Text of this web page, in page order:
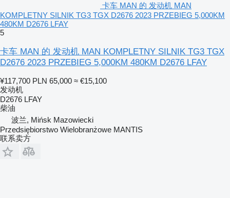
卡车 MAN 的 发动机 MAN
KOMPLETNY SILNIK TG3 TGX D2676 2023 PRZEBIEG 5,000KM
480KM D2676 LFAY
5
卡车 MAN 的 发动机 MAN KOMPLETNY SILNIK TG3 TGX
D2676 2023 PRZEBIEG 5,000KM 480KM D2676 LFAY
¥117,700 PLN 65,000 ≈ €15,100
发动机
D2676 LFAY
柴油
波兰, Mińsk Mazowiecki
Przedsiębiorstwo Wielobranżowe MANTIS
联系卖方